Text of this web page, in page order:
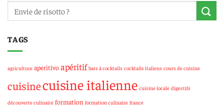
TAGS
agriculture aperitivoapéritif bars à cocktails cocktails italiens cours de cuisine
cuisinecuisine italienne cuisine locale digestifs
découverte culinaire formation formation culinaire france